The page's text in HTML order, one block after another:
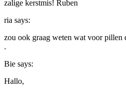
zalige kerstmis! Ruben
ria says:
zou ook graag weten wat voor pillen
.
Bie says:
Hallo,